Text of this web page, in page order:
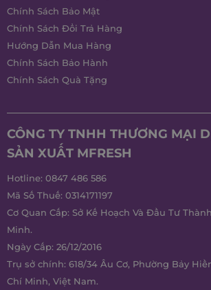
Chính Sách Bảo Mật
Chính Sách Đổi Trả Hàng
Hướng Dẫn Mua Hàng
Chính Sách Bảo Hành
Chính Sách Quà Tặng
CÔNG TY TNHH THƯƠNG MẠI
SẢN XUẤT MFRESH
Hotline: 0847 486 586
Mã Số Thuế: 0314171197
Cơ Quan Cấp: Sở Kế Hoạch Và Đầu Tư
Minh.
Ngày Cấp: 26/12/2016
Trụ sở chính: 618/34 Âu Cơ, Phường Bảy
Chí Minh, Việt Nam.